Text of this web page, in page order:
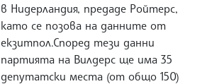
в Нидерландия, предаде Ройтерс,
като се позова на данните от
екзитпол.Според тези данни
партията на Вилдерс ще има 35
депутатски места (от общо 150)